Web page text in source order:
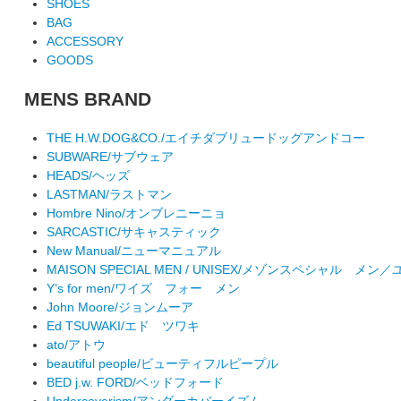
SHOES
BAG
ACCESSORY
GOODS
MENS BRAND
THE H.W.DOG&CO./エイチダブリュードッグアンドコー
SUBWARE/サブウェア
HEADS/ヘッズ
LASTMAN/ラストマン
Hombre Nino/オンブレニーニョ
SARCASTIC/サキャスティック
New Manual/ニューマニュアル
MAISON SPECIAL MEN / UNISEX/メゾンスペシャル メン／
Y’s for men/ワイズ フォー メン
John Moore/ジョンムーア
Ed TSUWAKI/エド ツワキ
ato/アトウ
beautiful people/ビューティフルピープル
BED j.w. FORD/ベッドフォード